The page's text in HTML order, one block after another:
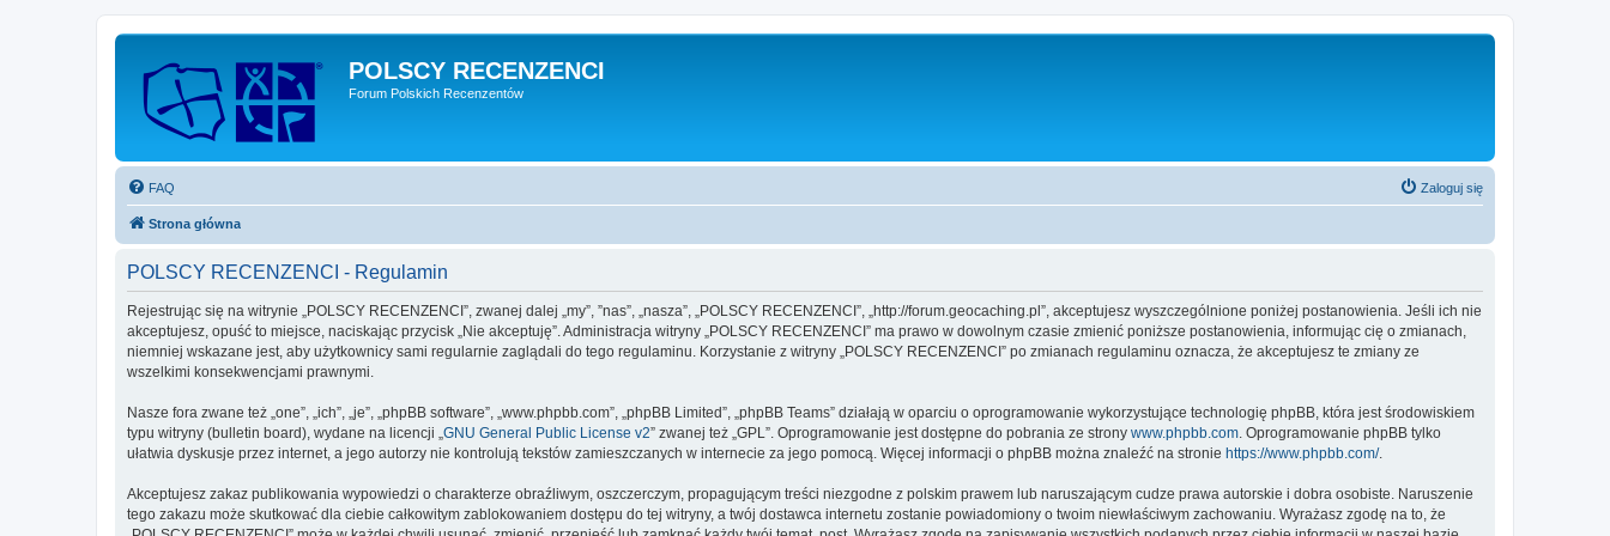
POLSCY RECENZENCI
Forum Polskich Recenzentów
FAQ Zaloguj się
Strona główna
POLSCY RECENZENCI - Regulamin
Rejestrując się na witrynie „POLSCY RECENZENCI”, zwanej dalej „my”, ”nas”, „nasza”, „POLSCY RECENZENCI”, „http://forum.geocaching.pl”, akceptujesz wyszczególnione poniżej postanowienia. Jeśli ich nie
akceptujesz, opuść to miejsce, naciskając przycisk „Nie akceptuję”. Administracja witryny „POLSCY RECENZENCI” ma prawo w dowolnym czasie zmienić poniższe postanowienia, informując cię o zmianach,
niemniej wskazane jest, aby użytkownicy sami regularnie zaglądali do tego regulaminu. Korzystanie z witryny „POLSCY RECENZENCI” po zmianach regulaminu oznacza, że akceptujesz te zmiany ze
wszelkimi konsekwencjami prawnymi.
Nasze fora zwane też „one”, „ich”, „je”, „phpBB software”, „www.phpbb.com”, „phpBB Limited”, „phpBB Teams” działają w oparciu o oprogramowanie wykorzystujące technologię phpBB, która jest środowiskiem
typu witryny (bulletin board), wydane na licencji „GNU General Public License v2” zwanej też „GPL”. Oprogramowanie jest dostępne do pobrania ze strony www.phpbb.com. Oprogramowanie phpBB tylko
ułatwia dyskusje przez internet, a jego autorzy nie kontrolują tekstów zamieszczanych w internecie za jego pomocą. Więcej informacji o phpBB można znaleźć na stronie https://www.phpbb.com/.
Akceptujesz zakaz publikowania wypowiedzi o charakterze obraźliwym, oszczerczym, propagującym treści niezgodne z polskim prawem lub naruszającym cudze prawa autorskie i dobra osobiste. Naruszenie
tego zakazu może skutkować dla ciebie całkowitym zablokowaniem dostępu do tej witryny, a twój dostawca internetu zostanie powiadomiony o twoim niewłaściwym zachowaniu. Wyrażasz zgodę na to, że